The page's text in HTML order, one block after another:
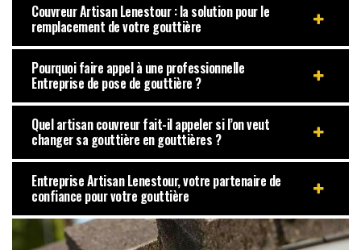
Couvreur Artisan Lenestour : la solution pour le
remplacement de votre gouttière
Pourquoi faire appel à une professionnelle
Entreprise de pose de gouttière ?
Quel artisan couvreur fait-il appeler si l’on veut
changer sa gouttière en gouttières ?
Entreprise Artisan Lenestour, votre partenaire de
confiance pour votre gouttière